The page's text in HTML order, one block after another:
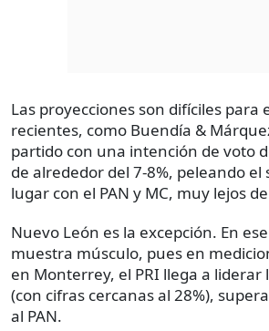
Las proyecciones son difíciles para
recientes, como Buendía &
partido con una intención de voto
de alrededor del 7-8%, peleando
lugar con el PAN y MC, muy lejos
Nuevo León es la excepción. En
muestra músculo, pues en
en Monterrey, el PRI llega a liderar
(con cifras cercanas al 28%),
al PAN.